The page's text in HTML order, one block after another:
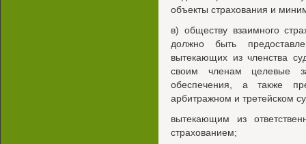
объекты страхования и
в) обществу взаимного
должно быть
вытекающих из членства
своим членам целевые
обеспечения, а также
арбитражном и третейском
вытекающим из
страхованием;